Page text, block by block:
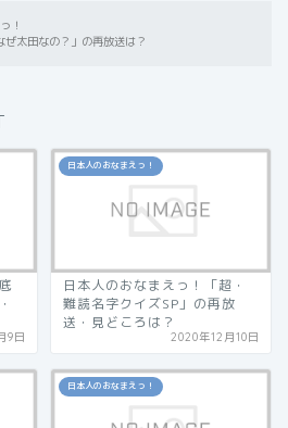
！
太田なの？」の再放送は？
9日
日本人のおなまえっ！
日本人のおなまえっ！「超・
難読名字クイズSP」の再放
送・見どころは？
2020年12月10日
日本人のおなまえっ！